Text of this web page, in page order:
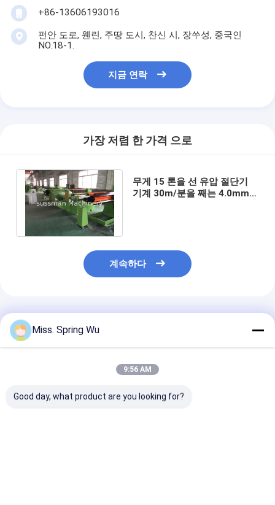
+86-13606193016
펀안 도로, 웬린, 주땅 도시, 찬신 시, 장쑤성, 중국인
NO.18-1.
지금 연락
가장 저렴 한 가격 으로
무게 15 톤을 선 유압 절단기
기계 30m/분을 째는 4.0mm x
계속하다
추천된 제품
Miss. Spring Wu
9:56 AM
Good day, what product are you looking for?